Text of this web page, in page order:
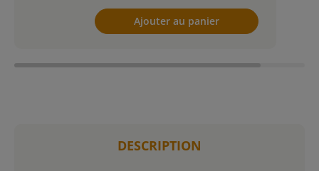
Ajouter au panier
DESCRIPTION